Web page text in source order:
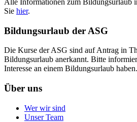
Alle Informationen zum Bildungsurlaub
Sie hier.
Bildungsurlaub der ASG
Die Kurse der ASG sind auf Antrag in
Bildungsurlaub anerkannt. Bitte
Interesse an einem Bildungsurlaub haben.
Über uns
Wer wir sind
Unser Team